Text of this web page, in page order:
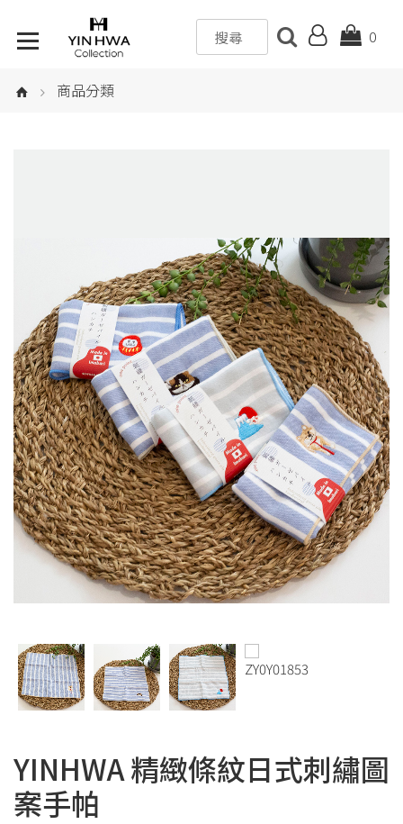
0
商品分類
YINHWA 精緻條紋日式刺繡圖
案手帕